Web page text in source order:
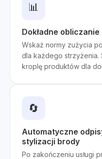
📊
Dokładne
Wskaż normy zużycia
dla każdego strzyżenia.
kroplę produktów dla
🔄
Automatyczne
stylizacji brody
Po zakończeniu usługi